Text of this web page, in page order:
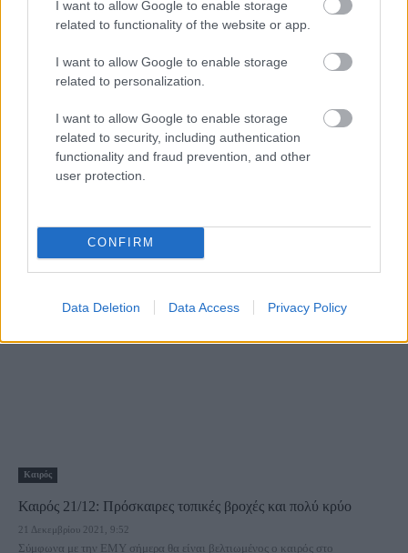
I want to allow Google to enable storage
related to functionality of the website or app.
I want to allow Google to enable storage
related to personalization.
I want to allow Google to enable storage
related to security, including authentication
functionality and fraud prevention, and other
user protection.
CONFIRM
Data Deletion Data Access Privacy Policy
27 Δεκεμβρίου 2021, 14:26
Καιρός
Καιρός 21/12: Πρόσκαιρες τοπικές βροχές και πολύ κρύο
21 Δεκεμβρίου 2021, 9:52
Σύμφωνα με την ΕΜΥ σήμερα θα είναι βελτιωμένος ο καιρός στο